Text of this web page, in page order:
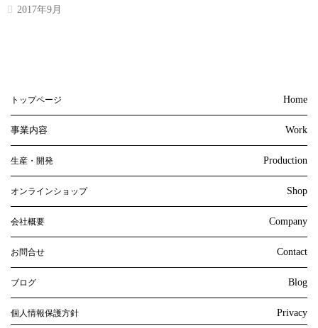
2017年9月
トップページ Home
事業内容 Work
生産・開発 Production
オンラインショップ Shop
会社概要 Company
お問合せ Contact
ブログ Blog
個人情報保護方針 Privacy